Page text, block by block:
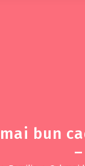
bun